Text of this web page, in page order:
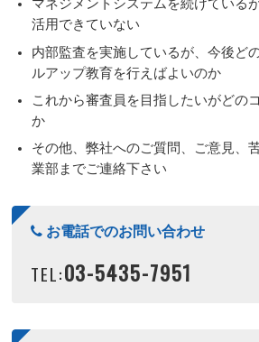
マネジメントシステムを続けている
活用できていない
内部監査を実施しているが、今後ど
ルアップ教育を行えばよいのか
これから審査員を目指したいがどの
か
その他、弊社へのご質問、ご意見、
業部までご連絡下さい
お電話でのお問い合わせ
TEL:03-5435-7951